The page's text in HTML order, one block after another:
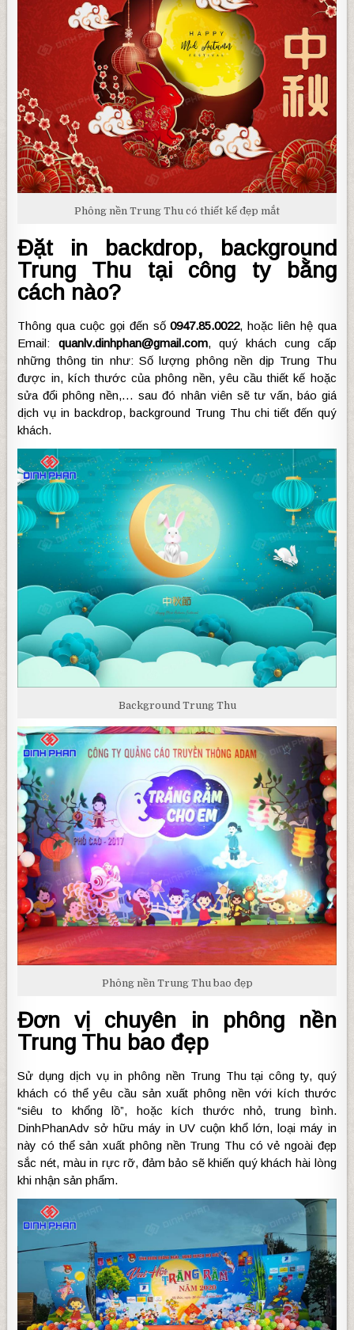
Phông nền Trung Thu có thiết kế đẹp mắt
Đặt in backdrop, background
Trung Thu tại công ty bằng
cách nào?
Thông qua cuộc gọi đến số0947.85.0022, hoặc liên hệ qua
Email: quanlv.dinhphan@gmail.com, quý khách cung cấp
những thông tin như: Số lượng phông nền dịp Trung Thu
được in, kích thước của phông nền, yêu cầu thiết kế hoặc
sửa đổi phông nền,… sau đó nhân viên sẽ tư vấn, báo giá
dịch vụ in backdrop, background Trung Thu chi tiết đến quý
khách.
Background Trung Thu
Phông nền Trung Thu bao đẹp
Đơn vị chuyên in phông nền
Trung Thu bao đẹp
Sử dụng dịch vụ in phông nền Trung Thu tại công ty, quý
khách có thể yêu cầu sản xuất phông nền với kích thước
“siêu to khổng lồ”, hoặc kích thước nhỏ, trung bình.
DinhPhanAdv sở hữu máy in UV cuộn khổ lớn, loại máy in
này có thể sản xuất phông nền Trung Thu có vẻ ngoài đẹp
sắc nét, màu in rực rỡ, đảm bảo sẽ khiến quý khách hài lòng
khi nhận sản phẩm.